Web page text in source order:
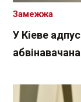
У Кіеве
Замежжа